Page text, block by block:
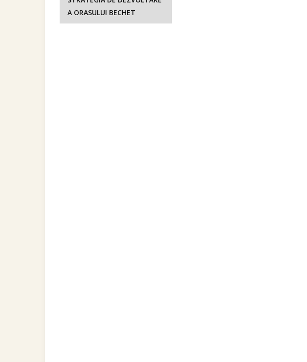
A ORASULUI BECHET